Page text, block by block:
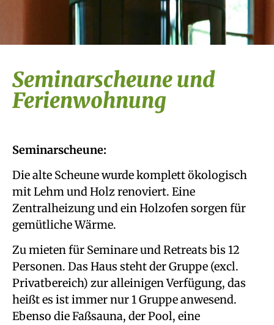
Seminarscheune und
Ferienwohnung
Seminarscheune:
Die alte Scheune wurde komplett ökologisch
mit Lehm und Holz renoviert. Eine
Zentralheizung und ein Holzofen sorgen für
gemütliche Wärme.
Zu mieten für Seminare und Retreats bis 12
Personen. Das Haus steht der Gruppe (excl.
Privatbereich) zur alleinigen Verfügung, das
heißt es ist immer nur 1 Gruppe anwesend.
Ebenso die Faßsauna, der Pool, eine